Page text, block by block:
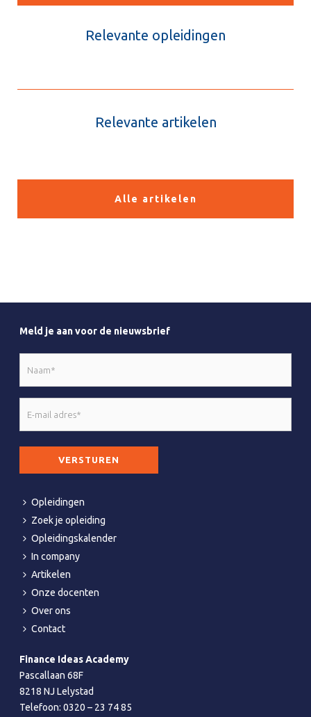
Relevante opleidingen
Relevante artikelen
Alle artikelen
Meld je aan voor de nieuwsbrief
CAPTCHA
Opleidingen
Zoek je opleiding
Opleidingskalender
In company
Artikelen
Onze docenten
Over ons
Contact
Finance Ideas Academy
Pascallaan 68F
8218 NJ Lelystad
Telefoon:0320 – 23 74 85